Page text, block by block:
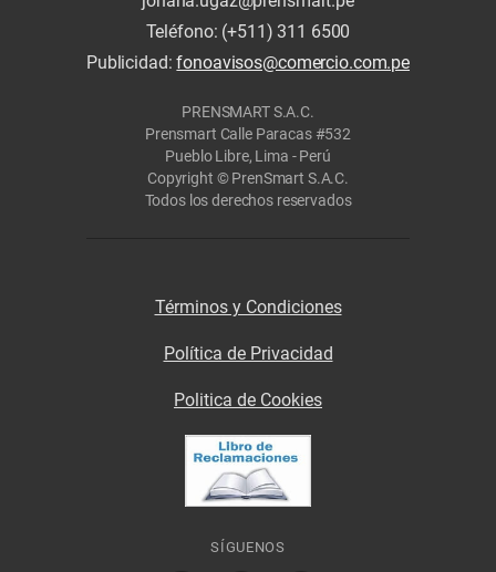
Teléfono: (+511) 311 6500
Publicidad:fonoavisos@comercio.com.pe
PRENSMART S.A.C.
Prensmart Calle Paracas #532
Pueblo Libre, Lima - Perú
Copyright © PrenSmart S.A.C.
Todos los derechos reservados
Términos y Condiciones
Política de Privacidad
Politica de Cookies
SÍGUENOS